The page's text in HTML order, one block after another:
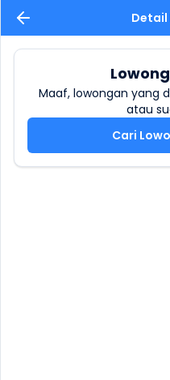
Detail
Maaf, lowongan yang
atau
Cari